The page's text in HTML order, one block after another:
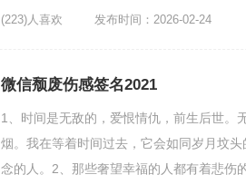
(223)人喜欢 发布时间：2026-02-24
微信颓废伤感签名2021
1、时间是无敌的，爱恨情仇，前生后世。
烟。我在等着时间过去，它会如同岁月坟
念的人。2、那些奢望幸福的人都有着悲伤